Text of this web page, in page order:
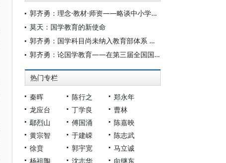
郭齐勇：理念·教材·师资——略谈中小学传统文化教育
莫天：国学教育的新使命
郭齐勇：国学科目尚未纳入教育部体系 属于黑户
郭齐勇：论国学教育——在第三届全国国学院院长会议上的主题发言
热门专栏
秦晖 陈行之
郑永年
龙应台
丁学良
曹林
鄢烈山
傅国涌
陈嘉映
黄宗智
于建嵘
陈志武
徐贲
郭宇宽
马立诚
杨祖陶
沈志华
向继东